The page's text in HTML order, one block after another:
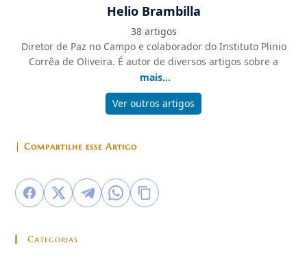
Helio Brambilla
38 artigos
Diretor de Paz no Campo e colaborador do Instituto Plinio
Corrêa de Oliveira. É autor de diversos artigos sobre a
mais...
Ver outros artigos
| Compartilhe esse Artigo
Categorias